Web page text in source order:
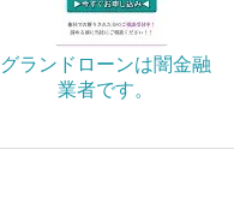
グランドローンは闇金融
業者です。